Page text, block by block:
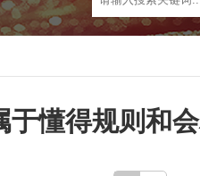
懂得规则和